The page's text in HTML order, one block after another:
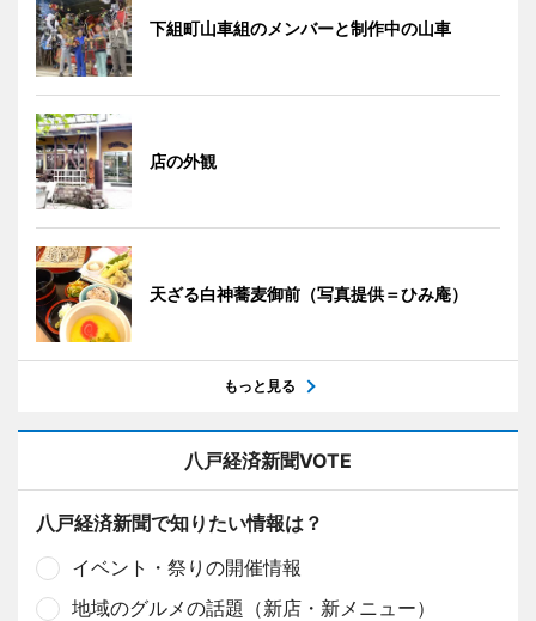
下組町山車組のメンバーと制作中の山車
店の外観
天ざる白神蕎麦御前（写真提供＝ひみ庵）
もっと見る
八戸経済新聞VOTE
八戸経済新聞で知りたい情報は？
イベント・祭りの開催情報
地域のグルメの話題（新店・新メニュー）